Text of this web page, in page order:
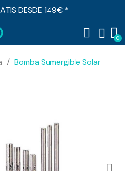
DESDE 149€ *
Bomba Sumergible Solar